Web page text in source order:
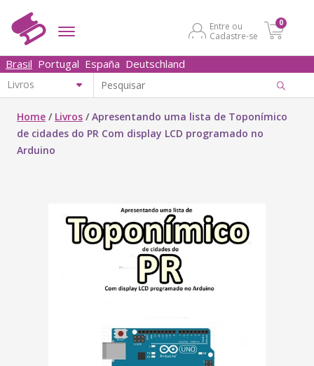
Entre ou
Cadastre-se
0
Brasil Portugal España Deutschland
Home / Livros /Apresentando uma lista de Toponímico
de cidades do PR Com display LCD programado no
Arduino